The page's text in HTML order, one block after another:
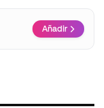
Añadir